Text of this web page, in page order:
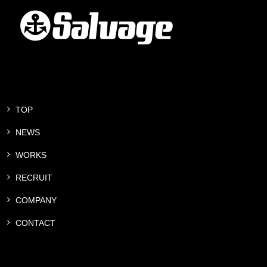
TOP
NEWS
WORKS
RECRUIT
COMPANY
CONTACT